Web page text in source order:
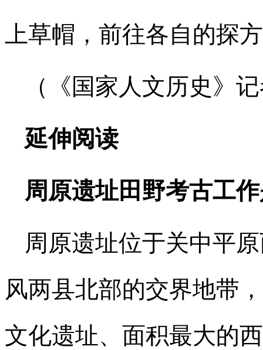
上草帽，前往各自的探
（《国家人文历史》
延伸阅读
周原遗址田野考古工
周原遗址位于关中平
风两县北部的交界地带
文化遗址、面积最大的